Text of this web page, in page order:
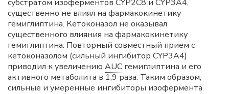
субстратом изоферментов CYP2C8 и CYP3A4,
существенно не влиял на фармакокинетику
гемиглиптина. Кетоконазол не оказывал
существенного влияния на фармакокинетику
гемиглиптина. Повторный совместный прием с
кетоконазолом (сильный ингибитор CYP3A4)
приводил к увеличению AUC гемиглиптина и его
активного метаболита в 1,9 раза. Таким образом,
сильные и умеренные ингибиторы изофермента